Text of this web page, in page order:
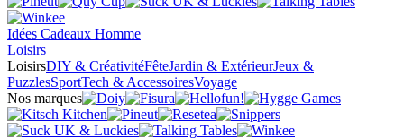
Idées Cadeaux Homme
Loisirs
LoisirsDIY & CréativitéFêteJardin & ExtérieurJeux &
PuzzlesSportTech & AccessoiresVoyage
Nos marques